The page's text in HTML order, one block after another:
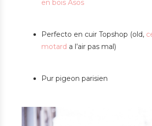
en bois Asos
Perfecto en cuir Topshop (old,
motard a l’air pas mal)
Pur pigeon parisien